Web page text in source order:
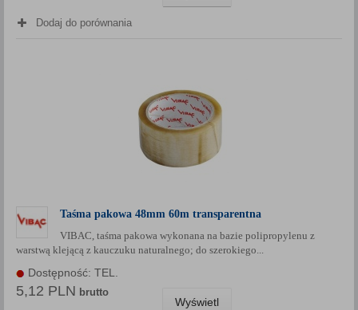
Dodaj do porównania
Taśma pakowa 48mm 60m transparentna
VIBAC, taśma pakowa wykonana na bazie polipropylenu z
warstwą klejącą z kauczuku naturalnego; do szerokiego...
Dostępność: TEL.
5,12 PLN brutto
Wyświetl